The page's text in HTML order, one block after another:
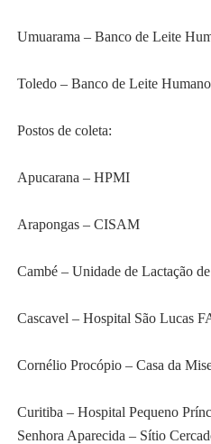
Umuarama – Banco de Leite
Toledo – Banco de Leite
Postos de coleta:
Apucarana – HPMI
Arapongas – CISAM
Cambé – Unidade de Lactação
Cascavel – Hospital São Lucas
Cornélio Procópio – Casa da
Curitiba – Hospital Pequeno
Senhora Aparecida – Sítio